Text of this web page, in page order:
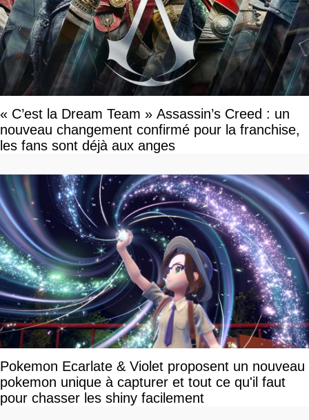
« C’est la Dream Team » Assassin’s Creed : un
nouveau changement confirmé pour la franchise,
les fans sont déjà aux anges
Pokemon Ecarlate & Violet proposent un nouveau
pokemon unique à capturer et tout ce qu'il faut
pour chasser les shiny facilement